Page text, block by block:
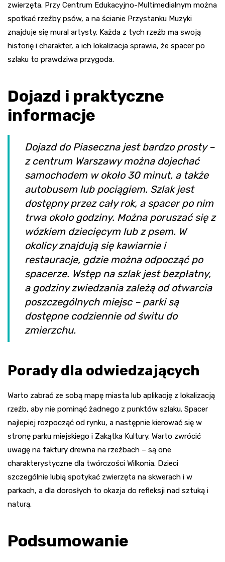
zwierzęta. Przy Centrum Edukacyjno-Multimedialnym można
spotkać rzeźby psów, a na ścianie Przystanku Muzyki
znajduje się mural artysty. Każda z tych rzeźb ma swoją
historię i charakter, a ich lokalizacja sprawia, że spacer po
szlaku to prawdziwa przygoda.
Dojazd i praktyczne
informacje
Dojazd do Piaseczna jest bardzo prosty –
z centrum Warszawy można dojechać
samochodem w około 30 minut, a także
autobusem lub pociągiem. Szlak jest
dostępny przez cały rok, a spacer po nim
trwa około godziny. Można poruszać się z
wózkiem dziecięcym lub z psem. W
okolicy znajdują się kawiarnie i
restauracje, gdzie można odpocząć po
spacerze. Wstęp na szlak jest bezpłatny,
a godziny zwiedzania zależą od otwarcia
poszczególnych miejsc – parki są
dostępne codziennie od świtu do
zmierzchu.
Porady dla odwiedzających
Warto zabrać ze sobą mapę miasta lub aplikację z lokalizacją
rzeźb, aby nie pominąć żadnego z punktów szlaku. Spacer
najlepiej rozpocząć od rynku, a następnie kierować się w
stronę parku miejskiego i Zakątka Kultury. Warto zwrócić
uwagę na faktury drewna na rzeźbach – są one
charakterystyczne dla twórczości Wilkonia. Dzieci
szczególnie lubią spotykać zwierzęta na skwerach i w
parkach, a dla dorosłych to okazja do refleksji nad sztuką i
naturą.
Podsumowanie